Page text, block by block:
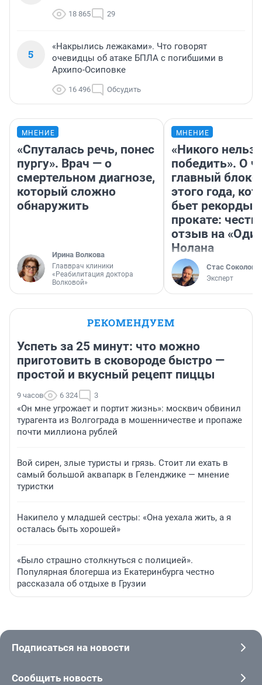
18 865 29
5
«Накрылись лежаками». Что говорят
очевидцы об атаке БПЛА с погибшими в
Архипо-Осиповке
16 496 Обсудить
МНЕНИЕ
«Спуталась речь, понес
пургу». Врач — о
смертельном диагнозе,
который сложно
обнаружить
Ирина Волкова
Главврач клиники
«Реабилитация доктора
Волковой»
МНЕНИЕ
«Никого нельзя
победить». О
главный
этого года,
бьет рекорды в
прокате:
отзыв на
Нолана
Стас Соколов
Эксперт
РЕКОМЕНДУЕМ
Успеть за 25 минут: что можно
приготовить в сковороде быстро —
простой и вкусный рецепт пиццы
9 часов 6 324 3
«Он мне угрожает и портит жизнь»: москвич обвинил
турагента из Волгограда в мошенничестве и пропаже
почти миллиона рублей
Вой сирен, злые туристы и грязь. Стоит ли ехать в
самый большой аквапарк в Геленджике — мнение
туристки
Накипело у младшей сестры: «Она уехала жить, а я
осталась быть хорошей»
«Было страшно столкнуться с полицией».
Популярная блогерша из Екатеринбурга честно
рассказала об отдыхе в Грузии
Подписаться на новости
Сообщить новость